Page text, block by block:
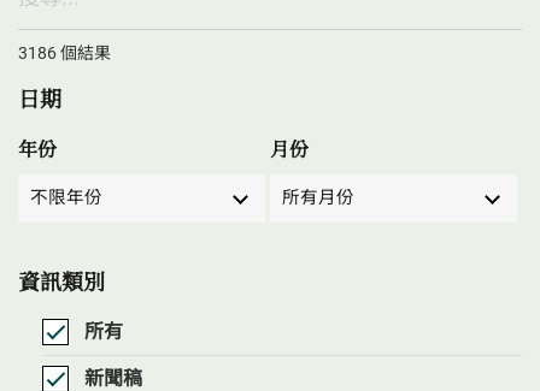
3186個結果
日期
年份
不限年份
月份
所有月份
資訊類別
所有
新聞稿